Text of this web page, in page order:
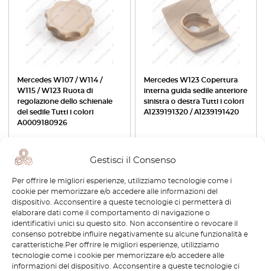
Gestisci il Consenso
Per offrire le migliori esperienze, utilizziamo tecnologie come i
cookie per memorizzare e/o accedere alle informazioni del
dispositivo. Acconsentire a queste tecnologie ci permetterà di
elaborare dati come il comportamento di navigazione o
identificativi unici su questo sito. Non acconsentire o revocare il
consenso potrebbe influire negativamente su alcune funzionalità e
caratteristiche.Per offrire le migliori esperienze, utilizziamo
tecnologie come i cookie per memorizzare e/o accedere alle
informazioni del dispositivo. Acconsentire a queste tecnologie ci
Mercedes W107 / W114 /
W115 / W123 Ruota di
regolazione dello schienale
del sedile Tutti i colori
A0009180926
Visualizza prodotto
Mercedes W123 Copertura
interna guida sedile anteriore
sinistra o destra Tutti i colori
A1239191320 / A1239191420
Visualizza prodotto